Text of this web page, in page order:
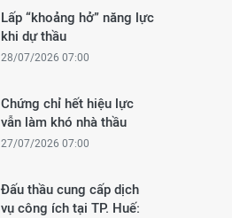
Lấp “khoảng hở” năng lực
khi dự thầu
28/07/2026 07:00
Chứng chỉ hết hiệu lực
vẫn làm khó nhà thầu
27/07/2026 07:00
Đấu thầu cung cấp dịch
vụ công ích tại TP. Huế: